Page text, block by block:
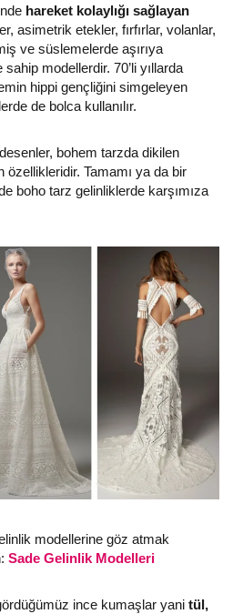
hareket kolaylığı sağlayan
asimetrik etekler, fırfırlar, volanlar,
ve süslemelerde aşırıya
modellerdir. 70’li yıllarda
hippi gençliğini simgeleyen
de bolca kullanılır.
bohem tarzda dikilen
özellikleridir. Tamamı ya da bir
boho tarz gelinliklerde karşımıza
modellerine göz atmak
Sade Gelinlik Modelleri
ince kumaşlar yani tül,